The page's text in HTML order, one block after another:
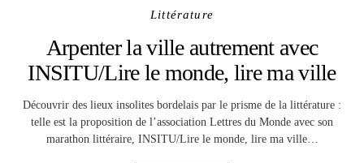
Littérature
Arpenter la ville autrement avec
INSITU/Lire le monde, lire ma ville
Découvrir des lieux insolites bordelais par le prisme de la littérature :
telle est la proposition de l’association Lettres du Monde avec son
marathon littéraire, INSITU/Lire le monde, lire ma ville…